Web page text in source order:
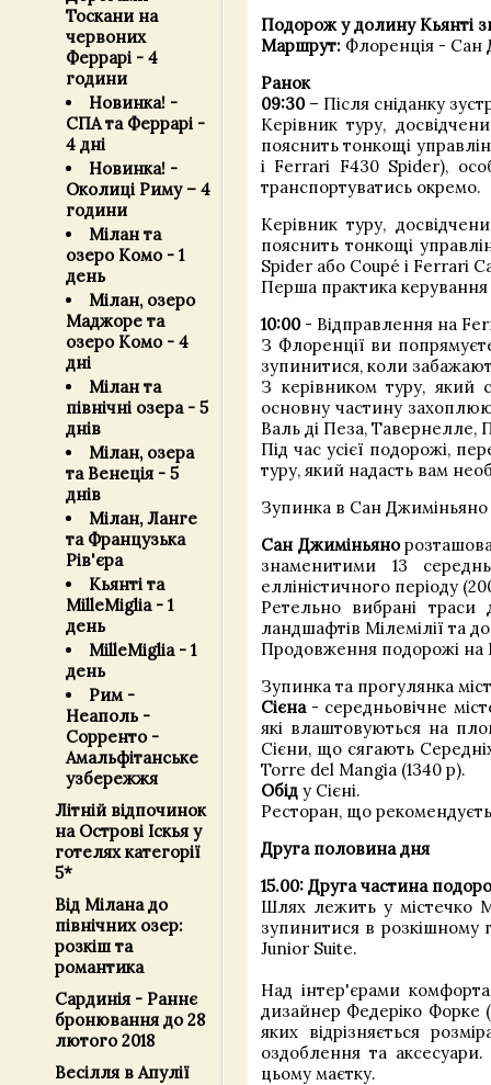
Тоскани на
червоних
Феррарі - 4
години
Новинка! -
СПА та Феррарі -
4 дні
Новинка! -
Околиці Риму – 4
години
Мілан та
озеро Комо - 1
день
Мілан, озеро
Маджоре та
озеро Комо - 4
дні
Мілан та
північні озера - 5
днів
Мілан, озера
та Венеція - 5
днів
Мілан, Ланге
та Французька
Рів'єра
Кьянті та
MilleMiglia - 1
день
MilleMiglia - 1
день
Рим -
Неаполь -
Сорренто -
Амальфітанське
узбережжя
Літній відпочинок
на Острові Іскья у
готелях категорії
5*
Від Мілана до
північних озер:
розкіш та
романтика
Сардинія - Раннє
бронювання до 28
лютого 2018
Весілля в Апулії
Подорож у долину Кьянті
Маршрут: Флоренція - Сан
Ранок
09:30– Після сніданку
Керівник туру,
пояснить тонкощі
і Ferrari F430 Spider),
транспортуватись окремо.
Керівник туру,
пояснить тонкощі
Spider або Coupé і Ferrari
Перша практика
10:00- Відправлення на
З Флоренції ви
зупинитися, коли
З керівником туру, який
основну частину
Валь ді Пеза, Тавернелле,
Під час усієї подорожі,
туру, який надасть вам
Зупинка в Сан
Сан Джиміньяно
знаменитими 13
елліністичного періоду
Ретельно вибрані
ландшафтів Мілемілії та
Продовження подорожі на
Зупинка та прогулянка
Сієна- середньовічне
які влаштовуються на
Сієни, що сягають
Torre del Mangia (1340 р).
Обід у Сієні.
Ресторан, що
Друга половина дня
15.00: Друга частина
Шлях лежить у містечко
зупинитися в розкішному
Junior Suite.
Над інтер'єрами
дизайнер Федеріко Форке
яких відрізняється
оздоблення та
цьому маєтку.